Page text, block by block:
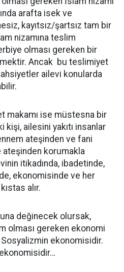
arafta isek ve
kayıtsız/şartsız tam bir
nizamına teslim
olması gereken bir
Ancak bu teslimiyet
ailevi konularda
makamı ise müstesna bir
kişi, ailesini yakıtı insanlar
ateşinden ve fani
ateşinden korumakla
itikadında, ibadetinde,
ekonomisinde ve her
alır.
değinecek olursak,
olması gereken ekonomi
ekonomisidir.